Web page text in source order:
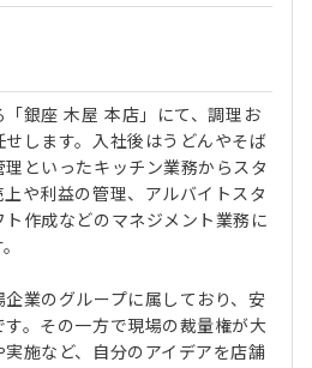
銀座 木屋 本店」にて、調理お
します。入社後はうどんやそば
といったキッチン業務からスタ
や利益の管理、アルバイトスタ
作成などのマネジメント業務に
業のグループに属しており、安
。その一方で現場の裁量権が大
施など、自分のアイデアを店舗